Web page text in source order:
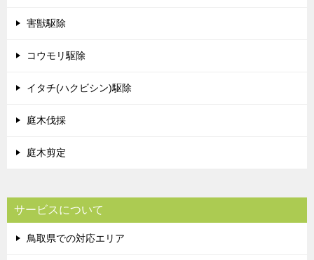
害獣駆除
コウモリ駆除
イタチ(ハクビシン)駆除
庭木伐採
庭木剪定
サービスについて
鳥取県での対応エリア